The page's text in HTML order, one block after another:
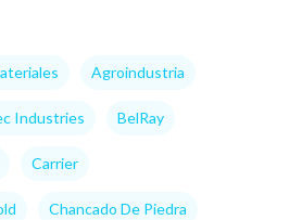
Agroindustria
Industries BelRay
Carrier
Chancado De Piedra